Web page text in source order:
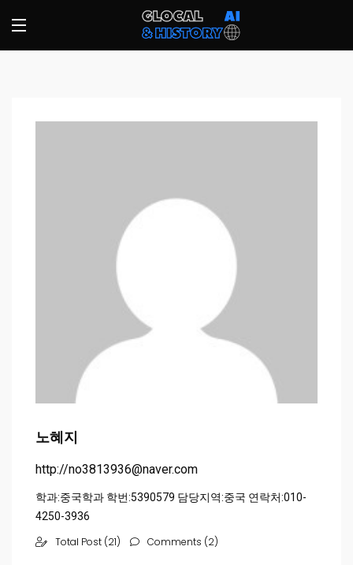
노혜지
http://no3813936@naver.com
학과:중국학과 학번:5390579 담당지역:중국 연락처:010-
4250-3936
Total Post (21) Comments (2)